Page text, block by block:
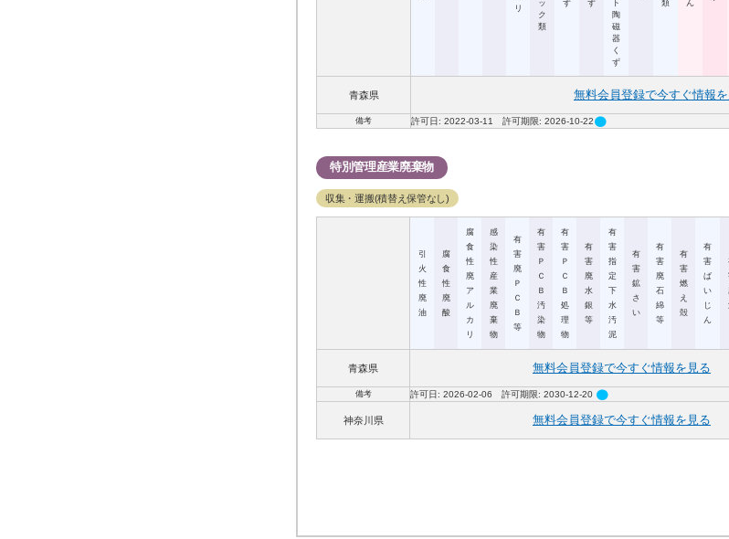
リ
ッ
ク
類
ず
ず
ト
陶
磁
器
く
ず
類
ん
青森県 無料会員登録で今すぐ情報
備考 許可日: 2022-03-11 許可期限: 2026-10-22circle
特別管理産業廃棄物
収集・運搬(積替え保管なし)
引
火
性
廃
油
腐
食
性
廃
酸
腐
食
性
廃
ア
ル
カ
リ
感
染
性
産
業
廃
棄
物
有
害
廃
Ｐ
Ｃ
Ｂ
等
有
害
Ｐ
Ｃ
Ｂ
汚
染
物
有
害
Ｐ
Ｃ
Ｂ
処
理
物
有
害
廃
水
銀
等
有
害
指
定
下
水
汚
泥
有
害
鉱
さ
い
有
害
廃
石
綿
等
有
害
燃
え
殻
有
害
ば
い
じ
ん
青森県 無料会員登録で今すぐ情報を見る
備考 許可日: 2026-02-06 許可期限: 2030-12-20 circle
神奈川県 無料会員登録で今すぐ情報を見る